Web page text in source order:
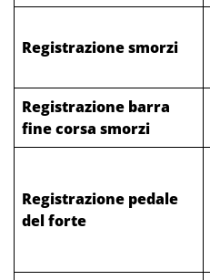
Registrazione smorzi
Registrazione barra
fine corsa smorzi
Registrazione pedale
del forte